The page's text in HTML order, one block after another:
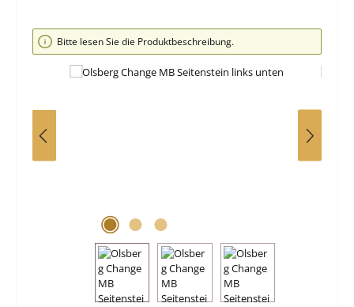
Bildergalerie überspringen
Bitte lesen Sie die Produktbeschreibung.